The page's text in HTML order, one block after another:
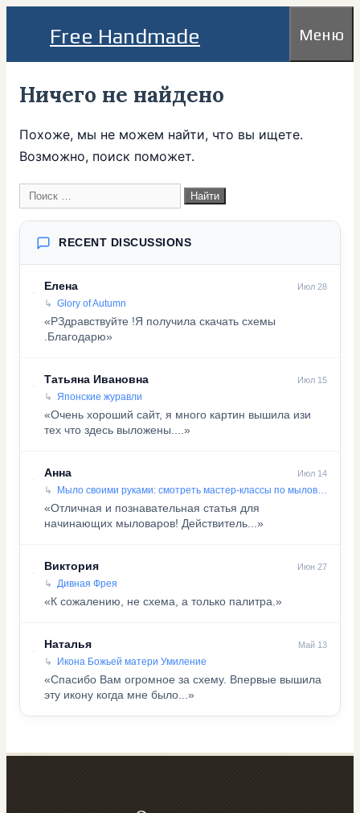
Free Handmade Меню
Ничего не найдено
Похоже, мы не можем найти, что вы ищете.
Возможно, поиск поможет.
Поиск:
RECENT DISCUSSIONS
Елена Июл 28
Glory of Autumn
«PЗдравствуйте !Я получила скачать схемы
.Благодарю»
Татьяна Ивановна Июл 15
Японские журавли
«Очень хороший сайт, я много картин вышила изи
тех что здесь выложены....»
Анна Июл 14
Мыло своими руками: смотреть мастер-классы по мыловарению
«Отличная и познавательная статья для
начинающих мыловаров! Действитель...»
Виктория Июн 27
Дивная Фрея
«К сожалению, не схема, а только палитра.»
Наталья Май 13
Икона Божьей матери Умиление
«Спасибо Вам огромное за схему. Впервые вышила
эту икону когда мне было...»